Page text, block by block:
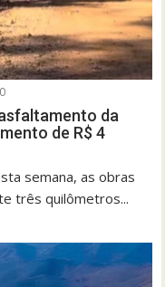
0
da
de R$ 4
semana, as obras
três quilômetros...